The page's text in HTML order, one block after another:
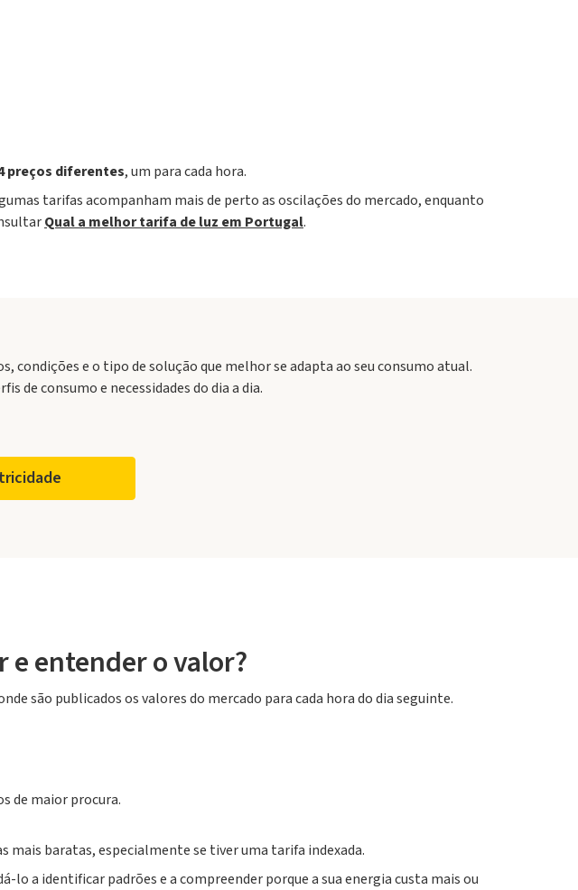
preços diferentes, um para cada hora.
tarifas acompanham mais de perto as oscilações do mercado, enquanto
Qual a melhor tarifa de luz em Portugal.
condições e o tipo de solução que melhor se adapta ao seu consumo atual.
de consumo e necessidades do dia a dia.
e entender o valor?
são publicados os valores do mercado para cada hora do dia seguinte.
de maior procura.
mais baratas, especialmente se tiver uma tarifa indexada.
lo a identificar padrões e a compreender porque a sua energia custa mais ou